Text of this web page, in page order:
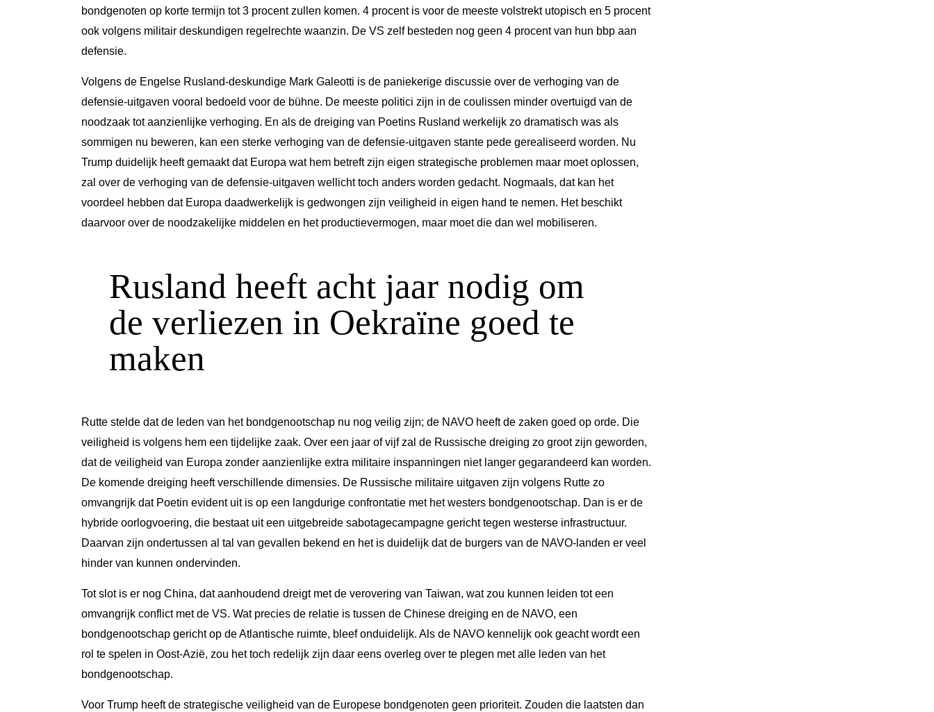
bondgenoten op korte termijn tot 3 procent zullen komen. 4 procent is voor de meeste volstrekt utopisch en 5 procent
ook volgens militair deskundigen regelrechte waanzin. De VS zelf besteden nog geen 4 procent van hun bbp aan
defensie.
Volgens de Engelse Rusland-deskundige Mark Galeotti is de paniekerige discussie over de verhoging van de
defensie-uitgaven vooral bedoeld voor de bühne. De meeste politici zijn in de coulissen minder overtuigd van de
noodzaak tot aanzienlijke verhoging. En als de dreiging van Poetins Rusland werkelijk zo dramatisch was als
sommigen nu beweren, kan een sterke verhoging van de defensie-uitgaven stante pede gerealiseerd worden. Nu
Trump duidelijk heeft gemaakt dat Europa wat hem betreft zijn eigen strategische problemen maar moet oplossen,
zal over de verhoging van de defensie-uitgaven wellicht toch anders worden gedacht. Nogmaals, dat kan het
voordeel hebben dat Europa daadwerkelijk is gedwongen zijn veiligheid in eigen hand te nemen. Het beschikt
daarvoor over de noodzakelijke middelen en het productievermogen, maar moet die dan wel mobiliseren.
Rusland heeft acht jaar nodig om
de verliezen in Oekraïne goed te
maken
Rutte stelde dat de leden van het bondgenootschap nu nog veilig zijn; de NAVO heeft de zaken goed op orde. Die
veiligheid is volgens hem een tijdelijke zaak. Over een jaar of vijf zal de Russische dreiging zo groot zijn geworden,
dat de veiligheid van Europa zonder aanzienlijke extra militaire inspanningen niet langer gegarandeerd kan worden.
De komende dreiging heeft verschillende dimensies. De Russische militaire uitgaven zijn volgens Rutte zo
omvangrijk dat Poetin evident uit is op een langdurige confrontatie met het westers bondgenootschap. Dan is er de
hybride oorlogvoering, die bestaat uit een uitgebreide sabotagecampagne gericht tegen westerse infrastructuur.
Daarvan zijn ondertussen al tal van gevallen bekend en het is duidelijk dat de burgers van de NAVO-landen er veel
hinder van kunnen ondervinden.
Tot slot is er nog China, dat aanhoudend dreigt met de verovering van Taiwan, wat zou kunnen leiden tot een
omvangrijk conflict met de VS. Wat precies de relatie is tussen de Chinese dreiging en de NAVO, een
bondgenootschap gericht op de Atlantische ruimte, bleef onduidelijk. Als de NAVO kennelijk ook geacht wordt een
rol te spelen in Oost-Azië, zou het toch redelijk zijn daar eens overleg over te plegen met alle leden van het
bondgenootschap.
Voor Trump heeft de strategische veiligheid van de Europese bondgenoten geen prioriteit. Zouden die laatsten dan